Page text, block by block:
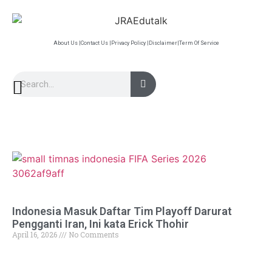
About Us | Contact Us | Privacy Policy | Disclaimer| Term Of Service
Indonesia Masuk Daftar Tim Playoff Darurat
Pengganti Iran, Ini kata Erick Thohir
April 16, 2026 No Comments